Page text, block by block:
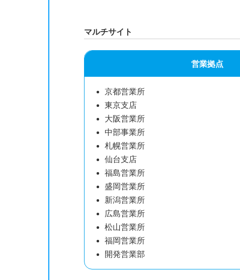
マルチサイト
営業拠点
京都営業所
東京支店
大阪営業所
中部事業所
札幌営業所
仙台支店
福島営業所
盛岡営業所
新潟営業所
広島営業所
松山営業所
福岡営業所
開発営業部